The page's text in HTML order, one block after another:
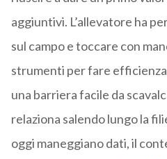
aggiuntivi. L’allevatore ha
sul campo e toccare con
strumenti per fare efficienza
una barriera facile da
relaziona salendo lungo la
oggi maneggiano dati, il